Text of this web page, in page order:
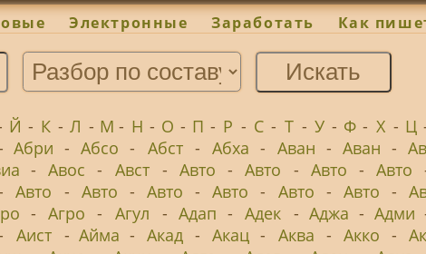
Электронные Заработать Как
Й - К - Л - М - Н - О - П - Р - С - Т - У - Ф - Х - Ц
Абри - Абсо - Абст - Абха - Аван - Аван -
- Авос - Авст - Авто - Авто - Авто - Авто
Авто - Авто - Авто - Авто - Авто - Авто -
- Агро - Агул - Адап - Адек - Аджа - Адми
Аист - Айма - Акад - Акац - Аква - Акко -